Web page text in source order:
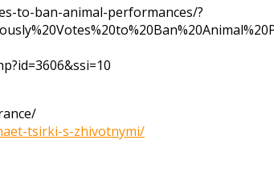
to-ban-animal-performances/?
tsirki-s-zhivotnymi/